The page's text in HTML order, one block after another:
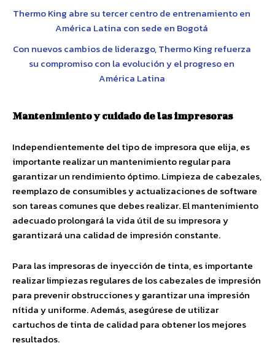
Thermo King abre su tercer centro de entrenamiento en
América Latina con sede en Bogotá
Con nuevos cambios de liderazgo, Thermo King refuerza
su compromiso con la evolución y el progreso en
América Latina
Mantenimiento y cuidado de las impresoras
Independientemente del tipo de impresora que elija, es
importante realizar un mantenimiento regular para
garantizar un rendimiento óptimo. Limpieza de cabezales,
reemplazo de consumibles y actualizaciones de software
son tareas comunes que debes realizar. El mantenimiento
adecuado prolongará la vida útil de su impresora y
garantizará una calidad de impresión constante.
Para las impresoras de inyección de tinta, es importante
realizar limpiezas regulares de los cabezales de impresión
para prevenir obstrucciones y garantizar una impresión
nítida y uniforme. Además, asegúrese de utilizar
cartuchos de tinta de calidad para obtener los mejores
resultados.